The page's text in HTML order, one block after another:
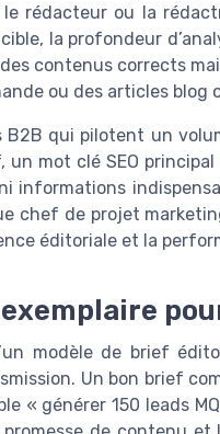
rédacteur ou la
la profondeur
contenus corrects
ou des articles blog
qui pilotent un
mot clé SEO
informations
chef de projet
éditoriale et la
modèle de brief
Un bon brief
« générer 150 leads